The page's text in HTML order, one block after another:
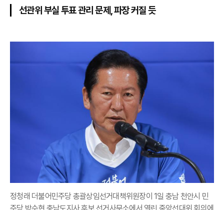
선관위 부실 투표 관리 문제, 파장 커질 듯
정청래 더불어민주당 총괄상임선거대책위원장이 1일 충남 천안시 민